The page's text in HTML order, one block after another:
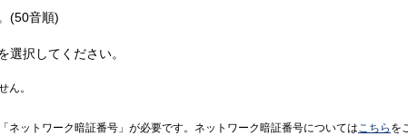
(50音順)
選択してください。
ん。
ネットワーク暗証番号」が必要です。ネットワーク暗証番号についてはこちら を